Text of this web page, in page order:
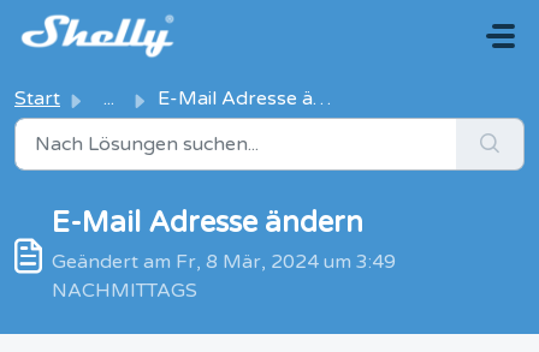
Zum hauptsächlichen Inhalt gehen
Start ... E-Mail Adresse ändern
E-Mail Adresse ändern
Geändert am Fr, 8 Mär, 2024 um 3:49
NACHMITTAGS